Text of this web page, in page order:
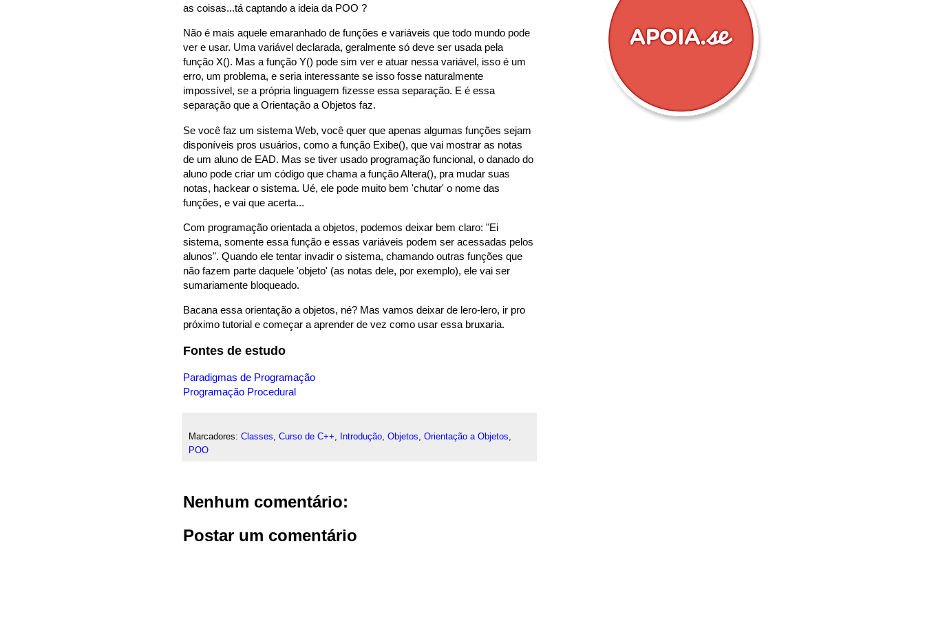
as coisas...tá captando a ideia da POO ?
Não é mais aquele emaranhado de funções e variáveis que todo mundo pode
ver e usar. Uma variável declarada, geralmente só deve ser usada pela
função X(). Mas a função Y() pode sim ver e atuar nessa variável, isso é um
erro, um problema, e seria interessante se isso fosse naturalmente
impossível, se a própria linguagem fizesse essa separação. E é essa
separação que a Orientação a Objetos faz.
Se você faz um sistema Web, você quer que apenas algumas funções sejam
disponíveis pros usuários, como a função Exibe(), que vai mostrar as notas
de um aluno de EAD. Mas se tiver usado programação funcional, o danado do
aluno pode criar um código que chama a função Altera(), pra mudar suas
notas, hackear o sistema. Ué, ele pode muito bem 'chutar' o nome das
funções, e vai que acerta...
Com programação orientada a objetos, podemos deixar bem claro: "Ei
sistema, somente essa função e essas variáveis podem ser acessadas pelos
alunos". Quando ele tentar invadir o sistema, chamando outras funções que
não fazem parte daquele 'objeto' (as notas dele, por exemplo), ele vai ser
sumariamente bloqueado.
Bacana essa orientação a objetos, né? Mas vamos deixar de lero-lero, ir pro
próximo tutorial e começar a aprender de vez como usar essa bruxaria.
Fontes de estudo
Paradigmas de Programação
Programação Procedural
Marcadores: Classes, Curso de C++, Introdução, Objetos, Orientação a Objetos,
POO
Nenhum comentário:
Postar um comentário